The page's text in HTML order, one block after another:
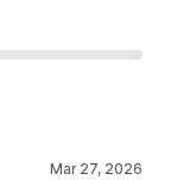
Mar 27, 2026